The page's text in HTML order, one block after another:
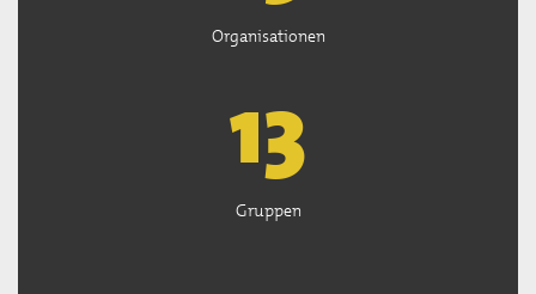
Organisationen
13
Gruppen